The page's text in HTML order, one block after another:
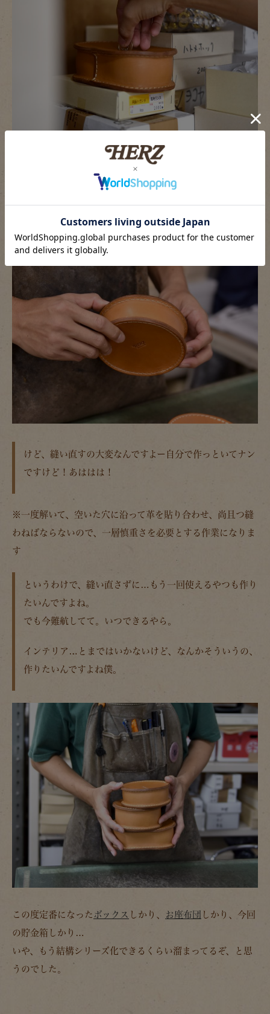
これ、めいっぱい貯まってお客さんがお店に持ってきてく
糸切って開けて、縫い直ししてあげたいんです！
けど、縫い直すの大変なんですよー自分で作っといてナン
ですけど！あははは！
※一度解いて、空いた穴に沿って革を貼り合わせ、尚且つ縫
わねばならないので、一層慎重さを必要とする作業になりま
す
というわけで、縫い直さずに…もう一回使えるやつも作り
たいんですよね。
でも今難航してて。いつできるやら。
インテリア…とまではいかないけど、なんかそういうの、
作りたいんですよね僕。
この度定番になった ボックス しかり、 お座布団 しかり、今回
の貯金箱しかり…
いや、もう結構シリーズ化できるくらい溜まってるぞ、と思
うのでした。